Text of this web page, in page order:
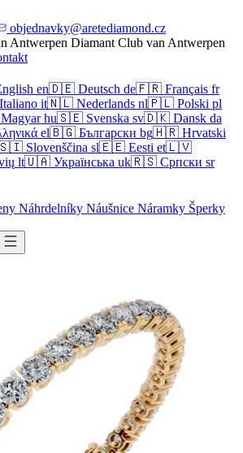
objednavky@aretediamond.cz
Antwerpen Diamant Club van Antwerpen
en🇩🇪 Deutsch de🇫🇷 Français fr
Italiano it🇳🇱 Nederlands nl🇵🇱 Polski pl
Magyar hu🇸🇪 Svenska sv🇩🇰 Dansk da
el🇧🇬 Български bg🇭🇷 Hrvatski
Slovenščina sl🇪🇪 Eesti et🇱🇻
lt🇺🇦 Українська uk🇷🇸 Српски sr
Náhrdelníky Náušnice Náramky Šperky